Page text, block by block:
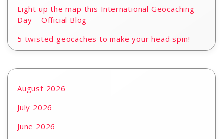
Light up the map this International Geocaching
Day – Official Blog
5 twisted geocaches to make your head spin!
August 2026
July 2026
June 2026